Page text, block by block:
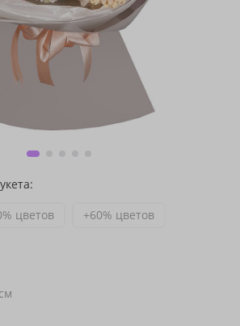
цветов +60% цветов
см